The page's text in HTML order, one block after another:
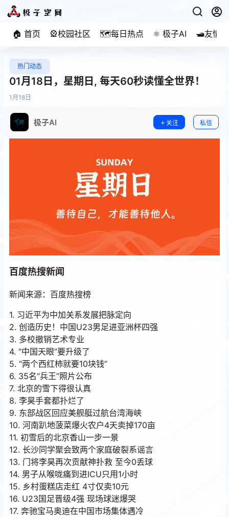
🏠 首页 🎡校园社区 🗺️每日热点 ⚛️ 极子AI 🛥️友情
热门动态
01月18日，星期日, 每天60秒读懂全世界！
1月 18日
极子AI 关注 私信
百度热搜新闻
新闻来源：百度热搜榜
1. 习近平为中加关系发展把脉定向
2. 创造历史！中国U23男足进亚洲杯四强
3. 多校撤销艺术专业
4. “中国天眼”要升级了
5. “两个西红柿就要10块钱”
6. 35名“兵王”照片公布
7. 北京的雪下得很认真
8. 李昊手套都扑烂了
9. 东部战区回应美舰艇过航台湾海峡
10. 河南趴地菠菜爆火农户4天卖掉170亩
11. 初雪后的北京香山一步一景
12. 长沙同学聚会致两个家庭破裂系谣言
13. 门将李昊再次贡献神扑救 至今0丢球
14. 男子从喉咙痛到进ICU只用1小时
15. 乡村蛋糕店走红 4寸仅卖10元
16. U23国足晋级4强 现场球迷爆哭
17. 奔驰宝马奥迪在中国市场集体遇冷